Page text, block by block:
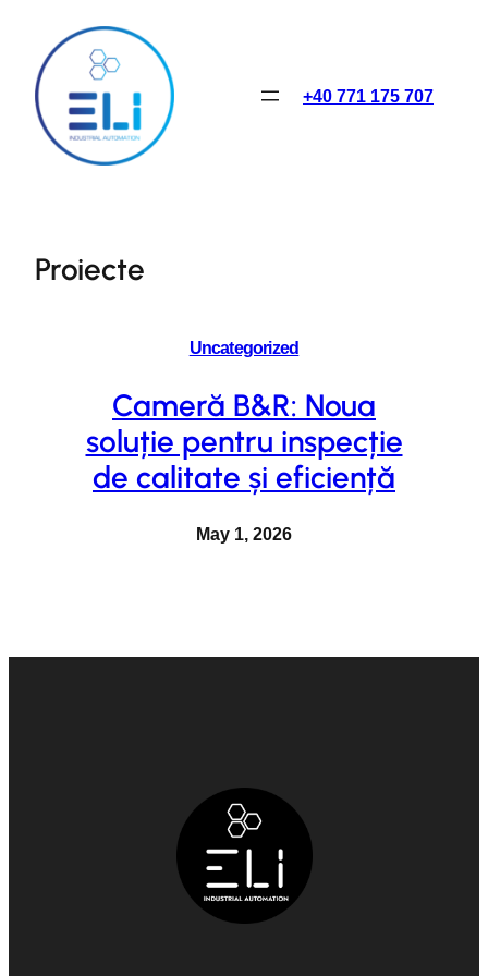
content
+40 771 175 707
Proiecte
Uncategorized
Cameră B&R: Noua
soluție pentru inspecție
de calitate și eficiență
May 1, 2026